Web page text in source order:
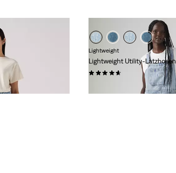
Lightweight
Lightweight Utility-Latzhosen